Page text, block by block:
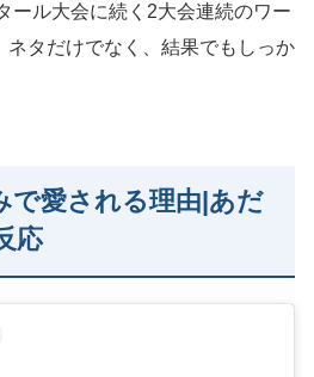
ール大会に続く2大会連続のワー
ネタだけでなく、結果でもしっか
で愛される理由|あだ
応